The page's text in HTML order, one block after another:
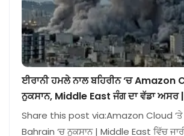
ਈਰਾਨੀ ਹਮਲੇ ਨਾਲ ਬਹਿਰੀਨ ‘ਚ Amazon
ਨੁਕਸਾਨ, Middle East ਜੰਗ ਦਾ ਵੱਡਾ ਅਸਰ |
Share this post via:Amazon Cloud ‘ਤੇ
Bahrain ‘ਚ ਨੁਕਸਾਨ | Middle East ਵਿੱਚ